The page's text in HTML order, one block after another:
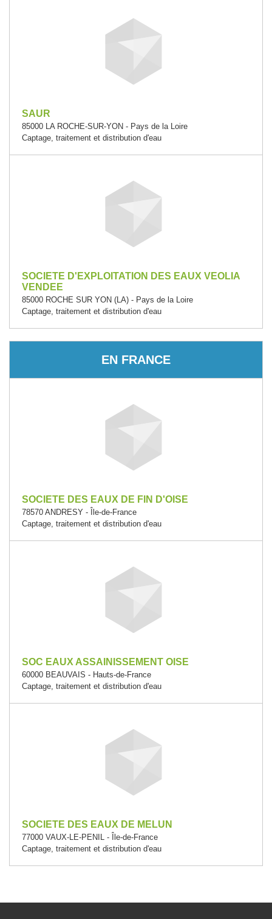
SAUR
85000 LA ROCHE-SUR-YON - Pays de la Loire
Captage, traitement et distribution d'eau
SOCIETE D'EXPLOITATION DES EAUX VEOLIA
VENDEE
85000 ROCHE SUR YON (LA) - Pays de la Loire
Captage, traitement et distribution d'eau
EN FRANCE
SOCIETE DES EAUX DE FIN D'OISE
78570 ANDRESY - Île-de-France
Captage, traitement et distribution d'eau
SOC EAUX ASSAINISSEMENT OISE
60000 BEAUVAIS - Hauts-de-France
Captage, traitement et distribution d'eau
SOCIETE DES EAUX DE MELUN
77000 VAUX-LE-PENIL - Île-de-France
Captage, traitement et distribution d'eau